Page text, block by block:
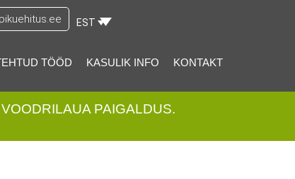
EST
TÖÖD KASULIK INFO KONTAKT
PAIGALDUS.